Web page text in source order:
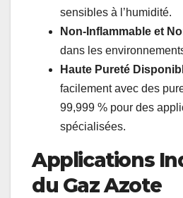
sensibles à l’humidité.
Non-Inflammable et
dans les
Haute Pureté
facilement avec des
99,999 % pour des
spécialisées.
Applications
du Gaz Azote